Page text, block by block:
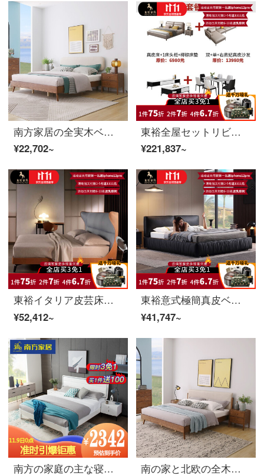
南方家居の全実木ベッド北欧のツインベッドの白い蝋の木の実のベッドの柔らかい包みのベッドルームの大きいベッドの結婚するベッドの家具の2〓〓実の木のベッド（胡桃の木の色）の15000 mm*2000 mmフレームの構造
¥22,702~
東裕全屋セットリビングルームレストランスイートセットイタリア家具セットエレガントなセット例セット1
¥221,837~
東裕イタリア皮芸床北欧現代シンプルデザイナーモデル真皮ベッド1.8 mダブルベッドの主なベッドの輸入ナッパ皮ベッド（半皮）1800*2000
¥52,412~
東裕意式極簡真皮ベッド現代簡単主寝室婚床1 m 8北欧軽奢ダブルベッド軟床エアロゾル高箱モデル【レベルアップ版全実木原木構造】真皮ベッド
¥41,747~
南方の家庭の主な寝台は1.8メートルのダブルベッドです。1.5 mの結婚式ベッドは軽奢なベッドです。現代ベッドルームの家具セットはダブルベッドです。
南の家と北欧の全木ベッドのダブルベッド1.8メートルベッドの主なベッドの結婚式ベッドのホワイトワックスの家具は簡単で約1.5 mの軟膏の包装ベッドの2つです。